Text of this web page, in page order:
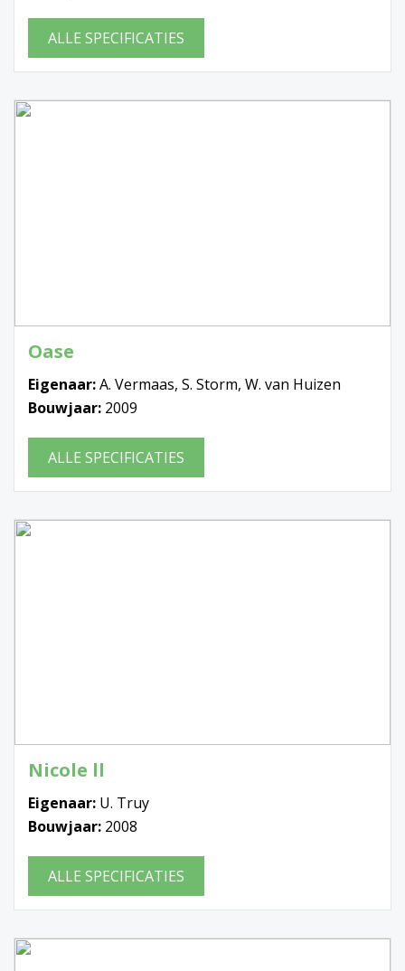
ALLE SPECIFICATIES
Oase
Eigenaar:A. Vermaas, S. Storm, W. van Huizen
Bouwjaar: 2009
ALLE SPECIFICATIES
Nicole ll
Eigenaar: U. Truy
Bouwjaar: 2008
ALLE SPECIFICATIES